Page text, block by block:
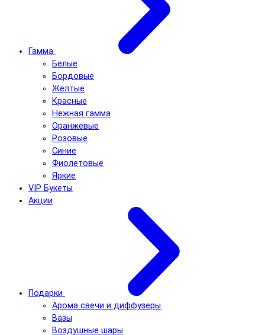
Гамма
Белые
Бордовые
Желтые
Красные
Нежная гамма
Оранжевые
Розовые
Синие
Фиолетовые
Яркие
VIP Букеты
Акции
Подарки
Арома свечи и диффузеры
Вазы
Воздушные шары